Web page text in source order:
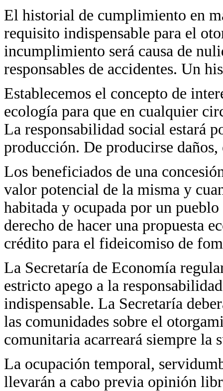
El historial de cumplimiento en
requisito indispensable para el
incumplimiento será causa de
responsables de accidentes. Un
Establecemos el concepto de
ecología para que en cualquier
La responsabilidad social estará
producción. De producirse daños,
Los beneficiados de una
valor potencial de la misma y
habitada y ocupada por un
derecho de hacer una propuesta
crédito para el fideicomiso de
La Secretaría de Economía
estricto apego a la
indispensable. La Secretaría
las comunidades sobre el
comunitaria acarreará siempre la
La ocupación temporal,
llevarán a cabo previa opinión